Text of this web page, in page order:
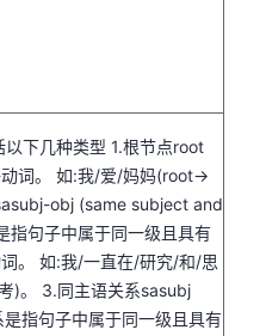
下几种类型 1.根节点root
词。 如:我/爱/妈妈(root->
obj (same subject and
指句子中属于同一级且具有
。 如:我/一直在/研究/和/思
)。 3.同主语关系sasubj
指句子中属于同一级且具有